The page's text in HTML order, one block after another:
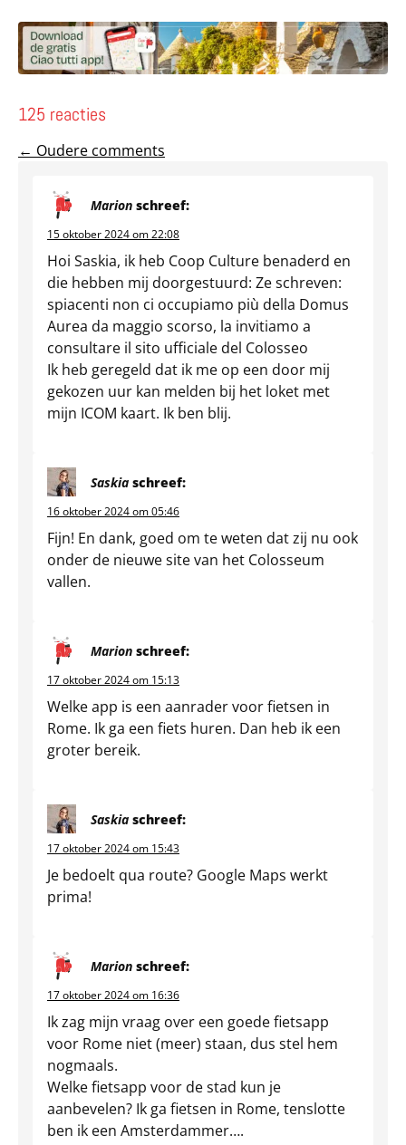
125 reacties
← Oudere comments
Marion schreef:
15 oktober 2024 om 22:08
Hoi Saskia, ik heb Coop Culture benaderd en
die hebben mij doorgestuurd: Ze schreven:
spiacenti non ci occupiamo più della Domus
Aurea da maggio scorso, la invitiamo a
consultare il sito ufficiale del Colosseo
Ik heb geregeld dat ik me op een door mij
gekozen uur kan melden bij het loket met
mijn ICOM kaart. Ik ben blij.
Saskia schreef:
16 oktober 2024 om 05:46
Fijn! En dank, goed om te weten dat zij nu ook
onder de nieuwe site van het Colosseum
vallen.
Marion schreef:
17 oktober 2024 om 15:13
Welke app is een aanrader voor fietsen in
Rome. Ik ga een fiets huren. Dan heb ik een
groter bereik.
Saskia schreef:
17 oktober 2024 om 15:43
Je bedoelt qua route? Google Maps werkt
prima!
Marion schreef:
17 oktober 2024 om 16:36
Ik zag mijn vraag over een goede fietsapp
voor Rome niet (meer) staan, dus stel hem
nogmaals.
Welke fietsapp voor de stad kun je
aanbevelen? Ik ga fietsen in Rome, tenslotte
ben ik een Amsterdammer….